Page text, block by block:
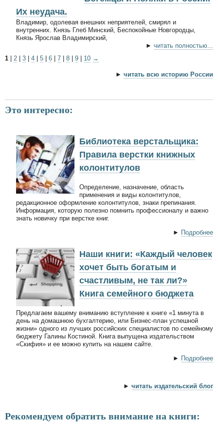
Их неудача.
Владимир, одолевая внешних неприятелей, смирял и
внутренних. Князь Глеб Минский, Беспокойные Новгородцы,
Князь Ярослав Владимирский,
► читать полностью...
1
2 3 4 5 6 7 8 9 10 →
► читать всю историю России
Это интересно:
Библиотека верстальщика:
Правила верстки книжных
колонтитулов
Определение, назначение, область
применения и виды колонтитулов,
редакционное оформление колонтитулов, знаки препинания.
Информация, которую полезно помнить профессионалу и важно
знать новичку при верстке книг.
► Подробнее
Наши книги: «Каждый человек
хочет быть богатым и
счастливым, не так ли?»
Книга семейного бюджета
Предлагаем вашему вниманию вступление к книге «1 минута в
день на домашнюю бухгалтерию, или Бизнес-план успешной
жизни» одного из лучших российских специалистов по семейному
бюджету Галины Костиной. Книга выпущена издательством
«Скифия» и ее можно купить на нашем сайте.
► Подробнее
► читать издательский блог
Рекомендуем обратить внимание на книги: